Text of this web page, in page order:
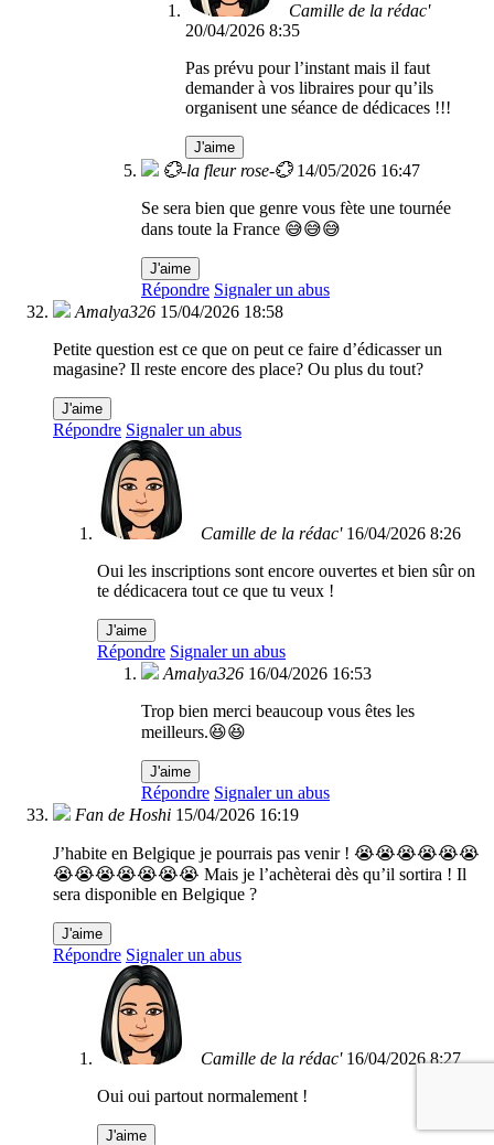
Camille de la rédac'
20/04/2026 8:35
Pas prévu pour l’instant mais il faut
demander à vos libraires pour qu’ils
organisent une séance de dédicaces !!!
J'aime
💮-la fleur rose-💮 14/05/2026 16:47
Se sera bien que genre vous fète une tournée
dans toute la France 😅😅😅
J'aime
Répondre Signaler un abus
Amalya326 15/04/2026 18:58
Petite question est ce que on peut ce faire d’édicasser un
magasine? Il reste encore des place? Ou plus du tout?
J'aime
Répondre Signaler un abus
Camille de la rédac' 16/04/2026 8:26
Oui les inscriptions sont encore ouvertes et bien sûr on
te dédicacera tout ce que tu veux !
J'aime
Répondre Signaler un abus
Amalya326 16/04/2026 16:53
Trop bien merci beaucoup vous êtes les
meilleurs.😆😆
J'aime
Répondre Signaler un abus
Fan de Hoshi 15/04/2026 16:19
J’habite en Belgique je pourrais pas venir ! 😭😭😭😭😭😭
😭😭😭😭😭😭😭 Mais je l’achèterai dès qu’il sortira ! Il
sera disponible en Belgique ?
J'aime
Répondre Signaler un abus
Camille de la rédac' 16/04/2026 8:27
Oui oui partout normalement !
J'aime